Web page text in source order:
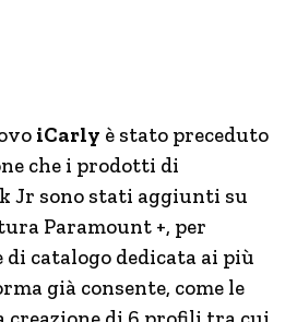
iCarly è stato preceduto
che i prodotti di
Jr sono stati aggiunti su
Paramount +, per
catalogo dedicata ai più
già consente, come le